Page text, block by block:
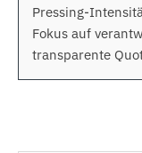
Pressing-
Fokus auf
transparente